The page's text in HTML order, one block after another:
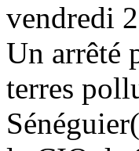
vendredi
Un arrêté
terres